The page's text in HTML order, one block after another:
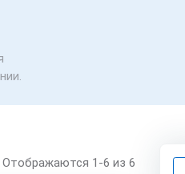
Отображаются 1-6 из 6